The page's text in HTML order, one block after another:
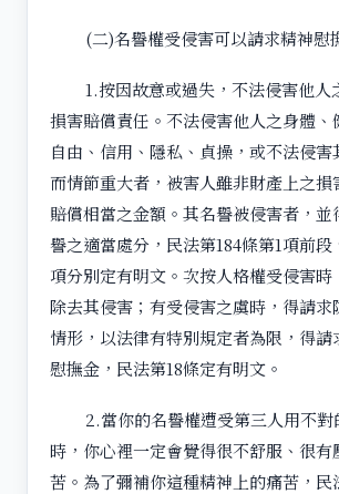
(二)名譽權受侵害可以請求精神慰
1.按因故意或過失，不法侵害他人
損害賠償責任。不法侵害他人之身體、
自由、信用、隱私、貞操，或不法侵害
而情節重大者，被害人雖非財產上之損
賠償相當之金額。其名譽被侵害者，並
譽之適當處分，民法第184條第1項前段
項分別定有明文。次按人格權受侵害時
除去其侵害；有受侵害之虞時，得請求
情形，以法律有特別規定者為限，得請
慰撫金，民法第18條定有明文。
2.當你的名譽權遭受第三人用不對
時，你心裡一定會覺得很不舒服、很有
苦。為了彌補你這種精神上的痛苦，民